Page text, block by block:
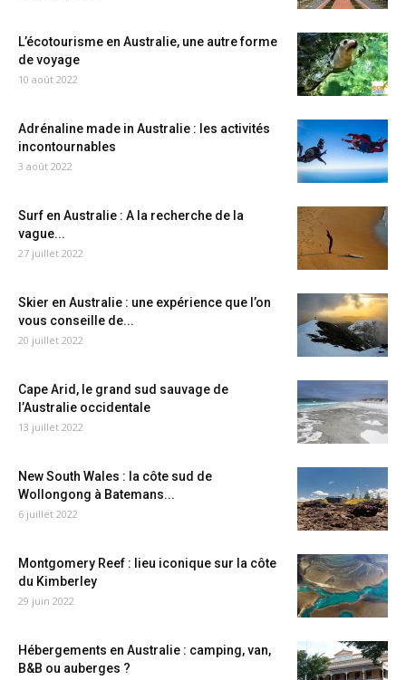
L’écotourisme en Australie, une autre forme
de voyage
10 août 2022
Adrénaline made in Australie : les activités
incontournables
3 août 2022
Surf en Australie : A la recherche de la
vague...
27 juillet 2022
Skier en Australie : une expérience que l’on
vous conseille de...
20 juillet 2022
Cape Arid, le grand sud sauvage de
l’Australie occidentale
13 juillet 2022
New South Wales : la côte sud de
Wollongong à Batemans...
6 juillet 2022
Montgomery Reef : lieu iconique sur la côte
du Kimberley
29 juin 2022
Hébergements en Australie : camping, van,
B&B ou auberges ?